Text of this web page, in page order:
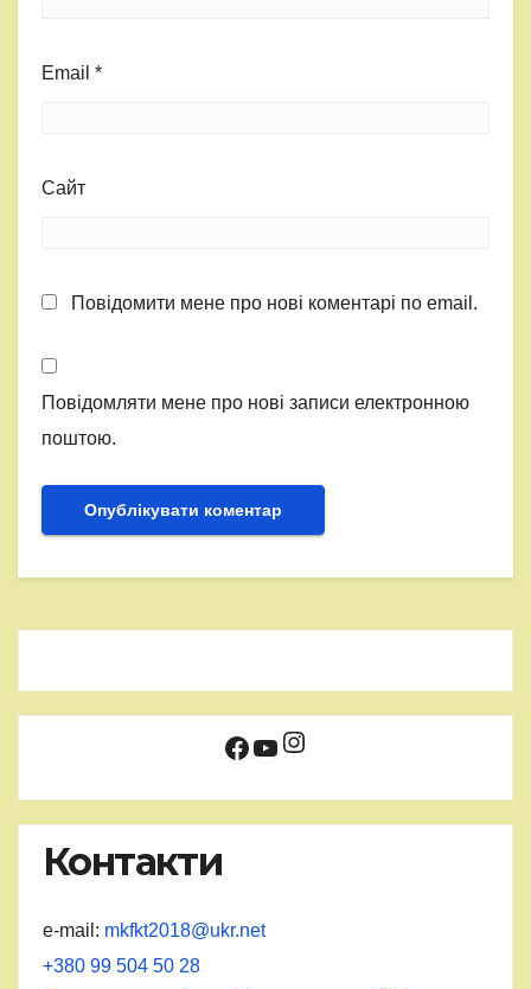
Email *
Сайт
Повідомити мене про нові коментарі по email.
Повідомляти мене про нові записи електронною
поштою.
Facebook
YouTube
Instagram
Контакти
e-mail: mkfkt2018@ukr.net
+380 99 504 50 28